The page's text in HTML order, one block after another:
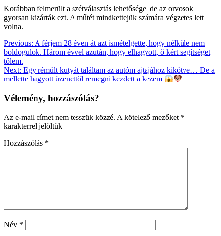
Korábban felmerült a szétválasztás lehetősége, de az orvosok
gyorsan kizárták ezt. A műtét mindkettejük számára végzetes lett
volna.
Bejegyzés
navigáció
Previous: A férjem 28 éven át azt ismételgette, hogy nélküle nem
boldogulok. Három évvel azután, hogy elhagyott, ő kért segítséget
tőlem.
Next: Egy rémült kutyát találtam az autóm ajtajához kikötve… De a
mellette hagyott üzenettől remegni kezdett a kezem
Vélemény, hozzászólás?
Az e-mail címet nem tesszük közzé. A kötelező mezőket *
karakterrel jelöltük
Hozzászólás *
Név *